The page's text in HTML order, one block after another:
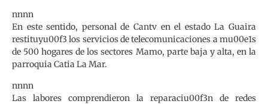
nnnn
En este sentido, personal de Cantv en el estado La Guaira
restituyu00f3 los servicios de telecomunicaciones a mu00e1s
de 500 hogares de los sectores Mamo, parte baja y alta, en la
parroquia Catia La Mar.
nnnn
Las labores comprendieron la reparaciu00f3n de redes